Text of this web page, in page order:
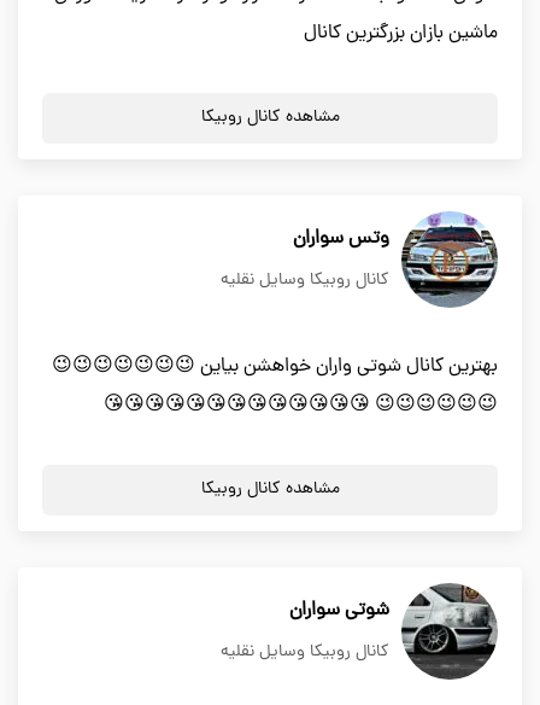
ماشین بازان بزرگترین کانال
مشاهده کانال روبیکا
وتس سواران
کانال روبیکا وسایل نقلیه
بهترین کانال شوتی واران خواهشن بیاین 😉😉😉😉😉😉😉
😉😉😉😉😉😉 😘😘😘😘😘😘😘😘😘😘😘😘😘
مشاهده کانال روبیکا
شوتی سواران
کانال روبیکا وسایل نقلیه